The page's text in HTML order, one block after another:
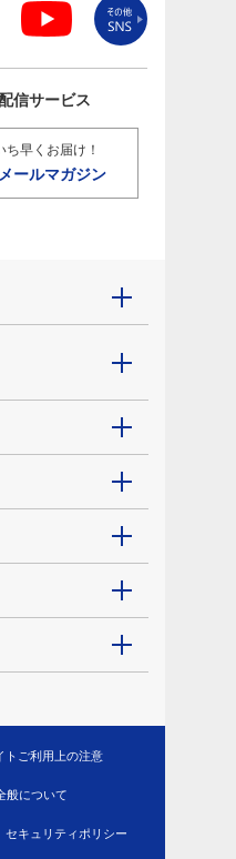
信サービス
ち早くお届け！
ールマガジン
トご利用上の注意
般について
セキュリティポリシー